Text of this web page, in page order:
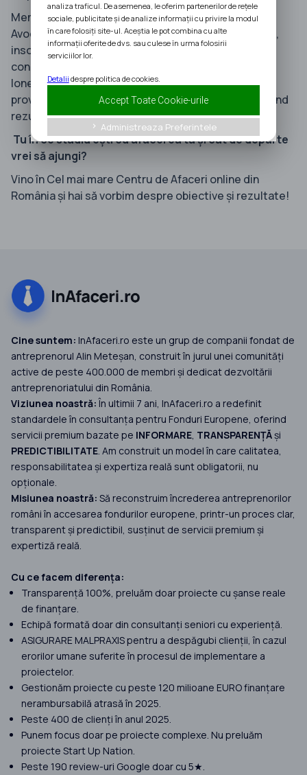
Membru singular din 2012 în România al Alianței
Avocaților de Afaceri și cu o expertiză solidă în litigii,
insolvență, drept fiscal, drept bancar, dreptul
concurenței, fuziuni și achiziții, Casa de Avocatură
Ionescu și Sava este partenerul care înțelege
provocările de business cu care vă confruntați, livrând
rezultate.
Tu în ce stadiu ești cu afacerea ta și cât de departe
vrei să ajungi?
Vino în Cel mai mare Centru de Afaceri online din
România și hai să vorbim despre obiective și rezultate!
Cine suntem: InAfaceri.ro este un grup de companii fondat de
antreprenorul Alin Meteșan, construit în jurul unei comunități
active de peste 400.000 de membri și dedicat dezvoltării
antreprenoriatului din România.
Viziunea noastră:În ultimii 7 ani, InAfaceri.ro a redefinit
standardele în consultanța pentru Fonduri Europene, oferind
servicii premium bazate pe INFORMARE, TRANSPARENȚĂși
PREDICTIBILITATE. Am construit un model în care calitatea,
responsabilitatea și expertiza reală sunt obligatorii, nu
opționale.
Misiunea noastră: Să reconstruim încrederea antreprenorilor
români în accesarea fondurilor europene, printr-un proces clar,
transparent și predictibil, susținut de servicii premium și
expertiză reală.
Cu ce facem diferența:
Transparență 100%, preluăm doar proiecte cu șanse reale
de finanțare.
Echipă formată doar din consultanți seniori cu experiență.
ASIGURARE MALPRAXIS pentru a despăgubi clienții, în cazul
erorilor umane suferite în procesul de implementare a
proiectelor.
Gestionăm proiecte cu peste 120 milioane EURO finanțare
nerambursabilă atrasă în 2025.
Peste 400 de clienți în anul 2025.
Punem focus doar pe proiecte complexe. Nu preluăm
proiecte Start Up Nation.
Peste 190 review-uri Google doar cu 5★.
analiza traficul. De asemenea, le oferim partenerilor de rețele
sociale, publicitate și de analize informații cu privire la modul
în care folosiți site-ul. Aceștia le pot combina cu alte
informații oferite de dvs. sau culese în urma folosirii
serviciilor lor.
Detalii despre politica de cookies.
Accept Toate Cookie-urile
keyboard_arrow_right Administreaza Preferintele